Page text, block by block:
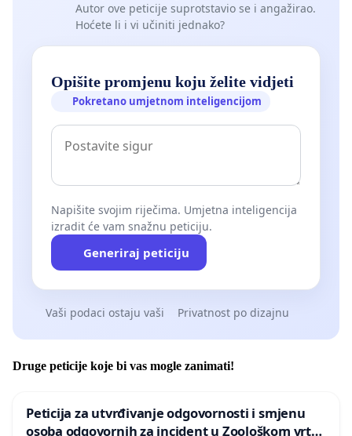
Svakodnevno se i u osnovnim i u srednjim školama
ciljano i namjerno učiteljima narušava
šutjeti jer instrumente sankcioniranja im je sustav
oduzeo i sada im se ruga i sustav i takvi
problematični učenici, a sve češće i sami roditelji!
Jamči se sloboda mišljenja i izražavanja misli.
Sloboda izražavanja misli obuhvaća osobito
slobodu tiska i drugih sredstava priopćavanja,
slobodu govora i javnog nastupa i slobodno
Zabranjuje se cenzura. Novinari imaju pravo na
Jamči se pravo na pristup informacijama koje
Autor ove peticije suprotstavio se i angažirao.
Hoćete li i vi učiniti jednako?
Opišite promjenu koju želite vidjeti
Pokretano umjetnom inteligencijom
Napišite svojim riječima. Umjetna inteligencija
izradit će vam snažnu peticiju.
Generiraj peticiju
Vaši podaci ostaju vaši Privatnost po dizajnu
Druge peticije koje bi vas mogle zanimati!
Peticija za utvrđivanje odgovornosti i smjenu
osoba odgovornih za incident u Zoološkom vrtu